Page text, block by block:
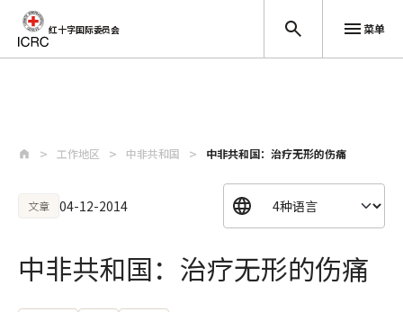
红十字国际委员会 菜单
工作地区 中非共和国 中非共和国：治疗无形的伤痛
文章 04-12-2014
中非共和国：治疗无形的伤痛